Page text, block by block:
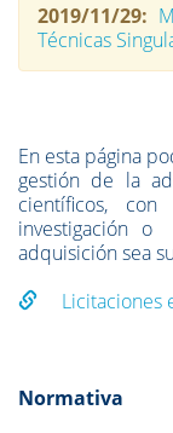
2019/11/29:
Técnicas
En esta página
gestión de la
científicos,
investigación o
adquisición sea
Licitaciones
Normativa